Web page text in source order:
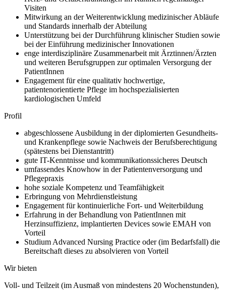
Visiten
Mitwirkung an der Weiterentwicklung medizinischer Abläufe
und Standards innerhalb der Abteilung
Unterstützung bei der Durchführung klinischer Studien sowie
bei der Einführung medizinischer Innovationen
enge interdisziplinäre Zusammenarbeit mit Ärztinnen/Ärzten
und weiteren Berufsgruppen zur optimalen Versorgung der
PatientInnen
Engagement für eine qualitativ hochwertige,
patientenorientierte Pflege im hochspezialisierten
kardiologischen Umfeld
Profil
abgeschlossene Ausbildung in der diplomierten Gesundheits-
und Krankenpflege sowie Nachweis der Berufsberechtigung
(spätestens bei Dienstantritt)
gute IT-Kenntnisse und kommunikationssicheres Deutsch
umfassendes Knowhow in der Patientenversorgung und
Pflegepraxis
hohe soziale Kompetenz und Teamfähigkeit
Erbringung von Mehrdienstleistung
Engagement für kontinuierliche Fort- und Weiterbildung
Erfahrung in der Behandlung von PatientInnen mit
Herzinsuffizienz, implantierten Devices sowie EMAH von
Vorteil
Studium Advanced Nursing Practice oder (im Bedarfsfall) die
Bereitschaft dieses zu absolvieren von Vorteil
Wir bieten
Voll- und Teilzeit (im Ausmaß von mindestens 20 Wochenstunden),